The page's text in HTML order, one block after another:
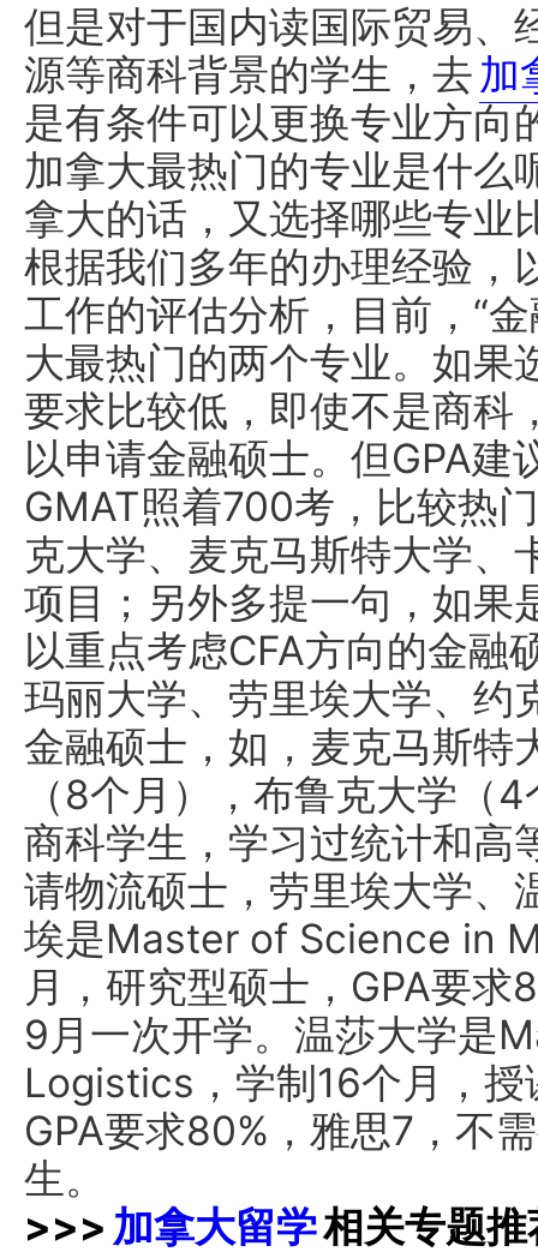
但是对于国内读国际贸易、
源等商科背景的学生，去 加
是有条件可以更换专业方向
加拿大最热门的专业是什么
拿大的话，又选择哪些专业
根据我们多年的办理经验，
工作的评估分析，目前，“
大最热门的两个专业。如果
要求比较低，即使不是商科
以申请金融硕士。但GPA
GMAT照着700考，比较热
克大学、麦克马斯特大学、
项目；另外多提一句，如果
以重点考虑CFA方向的金融
玛丽大学、劳里埃大学、约
金融硕士，如，麦克马斯特
（8个月），布鲁克大学（
商科学生，学习过统计和高
请物流硕士，劳里埃大学、
埃是Master of Science in
月，研究型硕士，GPA要
9月一次开学。温莎大学是
Logistics，学制16个月，
GPA要求80%，雅思7，不
生。
>>> 加拿大留学相关专题推